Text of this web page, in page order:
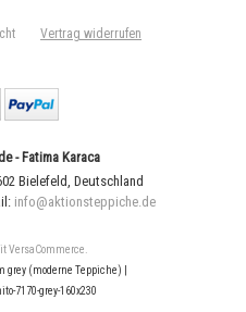
Vertrag widerrufen
- Fatima Karaca
Bielefeld Deutschland
info@aktionsteppiche.de
VersaCommerce.
grey (moderne Teppiche) |
7170-grey-160x230